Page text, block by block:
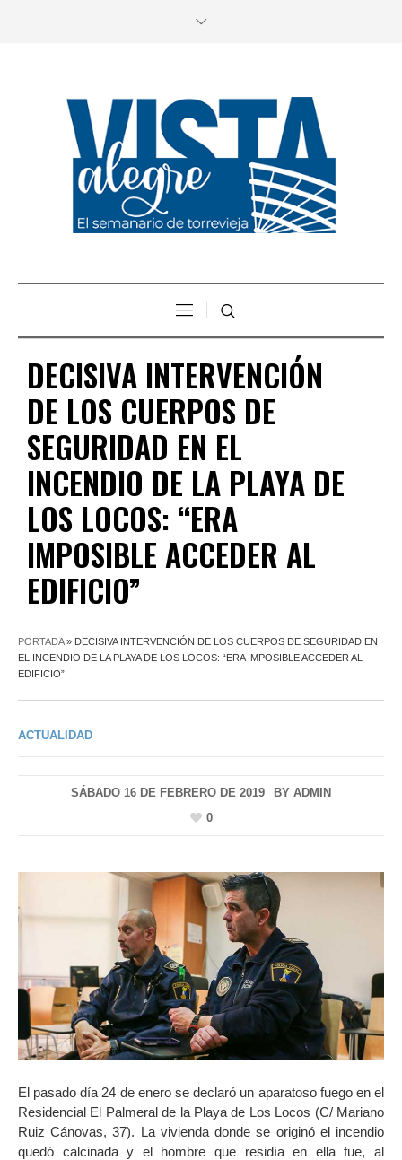
DECISIVA INTERVENCIÓN
DE LOS CUERPOS DE
SEGURIDAD EN EL
INCENDIO DE LA PLAYA DE
LOS LOCOS: “ERA
IMPOSIBLE ACCEDER AL
EDIFICIO”
PORTADA» DECISIVA INTERVENCIÓN DE LOS CUERPOS DE SEGURIDAD EN
EL INCENDIO DE LA PLAYA DE LOS LOCOS: “ERA IMPOSIBLE ACCEDER AL
EDIFICIO”
ACTUALIDAD
SÁBADO 16 DE FEBRERO DE 2019 BY ADMIN
0
El pasado día 24 de enero se declaró un aparatoso fuego en el
Residencial El Palmeral de la Playa de Los Locos (C/ Mariano
Ruiz Cánovas, 37). La vivienda donde se originó el incendio
quedó calcinada y el hombre que residía en ella fue, al